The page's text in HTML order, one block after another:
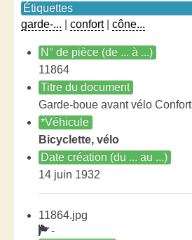
Étiquettes
garde-...
confort| cône...
N° de pièce (de ... à ...)
11864
Titre du document
Garde-boue avant vélo Confort
*Véhicule
Bicyclette, vélo
Date création (du ... au ...)
14 juin 1932
11864.jpg
-